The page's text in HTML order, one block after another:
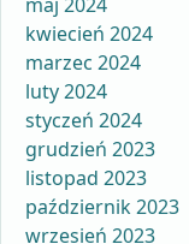
kwiecień 2024
marzec 2024
luty 2024
styczeń 2024
grudzień 2023
listopad 2023
październik 2023
wrzesień 2023